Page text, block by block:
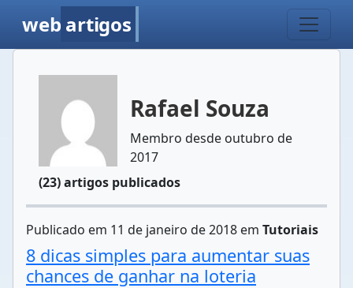
web artigos
Rafael Souza
Membro desde outubro de
2017
(23) artigos publicados
Publicado em 11 de janeiro de 2018 em Tutoriais
8 dicas simples para aumentar suas
chances de ganhar na loteria